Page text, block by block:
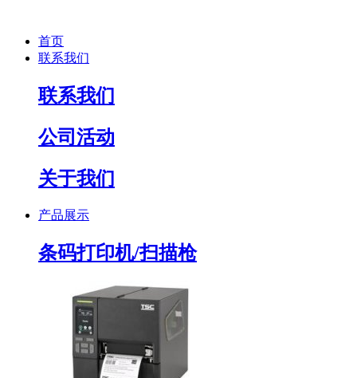
首页
联系我们
联系我们
公司活动
关于我们
产品展示
条码打印机/扫描枪